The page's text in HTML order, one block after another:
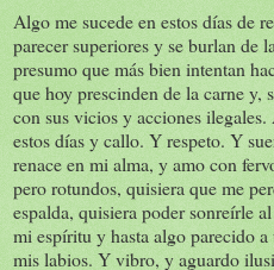
Algo me sucede en estos días de
parecer superiores y se burlan de
presumo que más bien intentan
que hoy prescinden de la carne y,
con sus vicios y acciones
estos días y callo. Y respeto. Y
renace en mi alma, y amo con
pero rotundos, quisiera que me
espalda, quisiera poder sonreírle
mi espíritu y hasta algo parecido
mis labios. Y vibro, y aguardo